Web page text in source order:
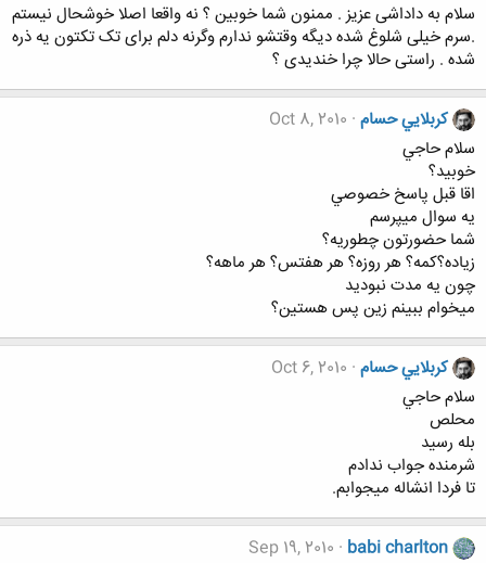
سلام به داداشی عزیز . ممنون شما خوبین ؟ نه واقعا اصلا خوشحال نیستم
.سرم خیلی شلوغ شده دیگه وقتشو ندارم وگرنه دلم برای تک تکتون یه ذره
شده . راستی حالا چرا خندیدی ؟
كربلايي حسام Oct 8, 2010
سلام حاجي
خوبيد؟
اقا قبل پاسخ خصوصي
يه سوال ميپرسم
شما حضورتون چطوريه؟
زياده؟كمه؟ هر روزه؟ هر هفتس؟ هر ماهه؟
چون يه مدت نبوديد
ميخوام ببينم زين پس هستين؟
كربلايي حسام Oct 6, 2010
سلام حاجي
محلص
بله رسيد
شرمنده جواب ندادم
تا فردا انشاله ميجوابم.
babi charlton
Sep 19, 2010